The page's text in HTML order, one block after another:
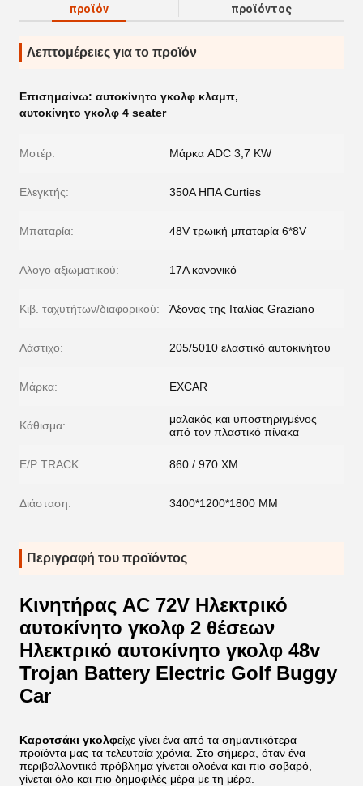
προϊόν
προϊόντος
Λεπτομέρειες για το προϊόν
Επισημαίνω: αυτοκίνητο γκολφ κλαμπ,
αυτοκίνητο γκολφ 4 seater
Μοτέρ: Μάρκα ADC 3,7 KW
Ελεγκτής: 350A ΗΠΑ Curties
Μπαταρία: 48V τρωική μπαταρία 6*8V
Αλογο αξιωματικού: 17Α κανονικό
Κιβ. ταχυτήτων/διαφορικού: Άξονας της Ιταλίας Graziano
Λάστιχο: 205/5010 ελαστικό αυτοκινήτου
Μάρκα: EXCAR
Κάθισμα:
μαλακός και υποστηριγμένος
από τον πλαστικό πίνακα
Ε/Ρ TRACK: 860 / 970 ΧΜ
Διάσταση: 3400*1200*1800 ΜΜ
Περιγραφή του προϊόντος
Κινητήρας AC 72V Ηλεκτρικό
αυτοκίνητο γκολφ 2 θέσεων
Ηλεκτρικό αυτοκίνητο γκολφ 48v
Trojan Battery Electric Golf Buggy
Car
Καροτσάκι γκολφείχε γίνει ένα από τα σημαντικότερα
προϊόντα μας τα τελευταία χρόνια. Στο σήμερα, όταν ένα
περιβαλλοντικό πρόβλημα γίνεται ολοένα και πιο σοβαρό,
γίνεται όλο και πιο δημοφιλές μέρα με τη μέρα.